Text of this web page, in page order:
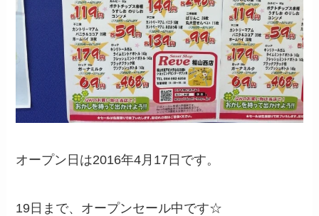
オープン日は2016年4月17日です。
19日まで、オープンセール中です☆